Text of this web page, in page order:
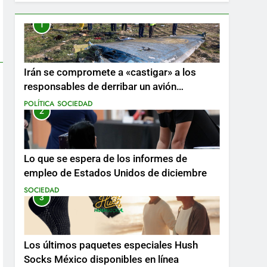
1
Irán se compromete a «castigar» a los
responsables de derribar un avión
ucraniano mientras se realizan arrestos
POLÍTICA SOCIEDAD
2
Lo que se espera de los informes de
empleo de Estados Unidos de diciembre
SOCIEDAD
3
Los últimos paquetes especiales Hush
Socks México disponibles en línea